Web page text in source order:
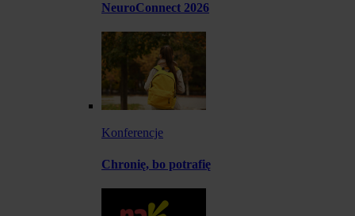
NeuroConnect 2026
Konferencje
Chronię, bo potrafię